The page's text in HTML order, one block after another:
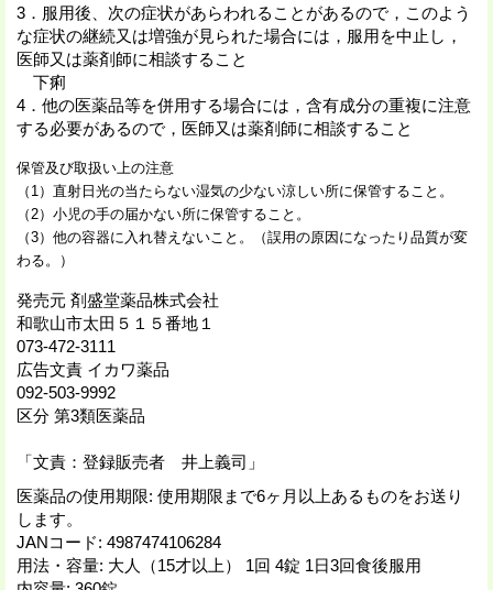
3．服用後、次の症状があらわれることがあるので，このよう
な症状の継続又は増強が見られた場合には，服用を中止し，
医師又は薬剤師に相談すること
下痢
4．他の医薬品等を併用する場合には，含有成分の重複に注意
する必要があるので，医師又は薬剤師に相談すること
保管及び取扱い上の注意
（1）直射日光の当たらない湿気の少ない涼しい所に保管すること。
（2）小児の手の届かない所に保管すること。
（3）他の容器に入れ替えないこと。（誤用の原因になったり品質が変
わる。）
発売元 剤盛堂薬品株式会社
和歌山市太田５１５番地１
073-472-3111
広告文責 イカワ薬品
092-503-9992
区分 第3類医薬品
「文責：登録販売者 井上義司」
医薬品の使用期限: 使用期限まで6ヶ月以上あるものをお送り
します。
JANコード: 4987474106284
用法・容量: 大人（15才以上） 1回 4錠 1日3回食後服用